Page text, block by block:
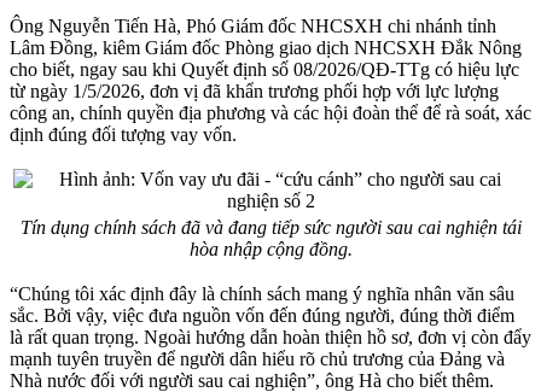
Ông Nguyễn Tiến Hà, Phó Giám đốc NHCSXH chi nhánh tỉnh
Lâm Đồng, kiêm Giám đốc Phòng giao dịch NHCSXH Đắk Nông
cho biết, ngay sau khi Quyết định số 08/2026/QĐ-TTg có hiệu lực
từ ngày 1/5/2026, đơn vị đã khẩn trương phối hợp với lực lượng
công an, chính quyền địa phương và các hội đoàn thể để rà soát, xác
định đúng đối tượng vay vốn.
Tín dụng chính sách đã và đang tiếp sức người sau cai nghiện tái
hòa nhập cộng đồng.
“Chúng tôi xác định đây là chính sách mang ý nghĩa nhân văn sâu
sắc. Bởi vậy, việc đưa nguồn vốn đến đúng người, đúng thời điểm
là rất quan trọng. Ngoài hướng dẫn hoàn thiện hồ sơ, đơn vị còn đẩy
mạnh tuyên truyền để người dân hiểu rõ chủ trương của Đảng và
Nhà nước đối với người sau cai nghiện”, ông Hà cho biết thêm.